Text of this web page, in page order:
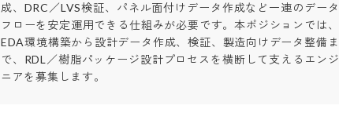
成、DRC／LVS検証、パネル面付けデータ作成など一連のデータ
フローを安定運用できる仕組みが必要です。本ポジションでは、
EDA環境構築から設計データ作成、検証、製造向けデータ整備ま
で、RDL／樹脂パッケージ設計プロセスを横断して支えるエンジ
ニアを募集します。